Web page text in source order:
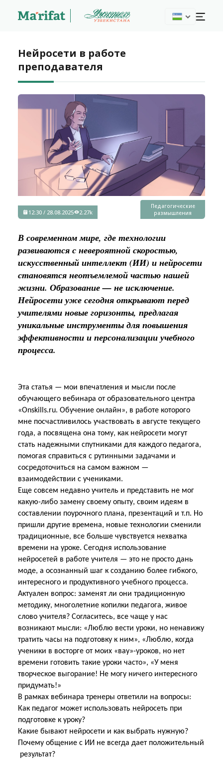
Нейросети в работе
преподавателя
Педагогические
размышления
12:30 / 28.08.2025 2.27k
В современном мире, где технологии
развиваются с невероятной скоростью,
искусственный интеллект (ИИ) и нейросети
становятся неотъемлемой частью нашей
жизни. Образование — не исключение.
Нейросети уже сегодня открывают перед
учителями новые горизонты, предлагая
уникальные инструменты для повышения
эффективности и персонализации учебного
процесса.
Эта статья — мои впечатления и мысли после
обучающего вебинара от образовательного центра
«Onskills.ru. Обучение онлайн», в работе которого
мне посчастливилось участвовать в августе текущего
года, а посвящена она тому, как нейросети могут
стать надежными спутниками для каждого педагога,
помогая справиться с рутинными задачами и
сосредоточиться на самом важном —
взаимодействии с учениками.
Еще совсем недавно учитель и представить не мог
какую-либо замену своему опыту, своим идеям в
составлении поурочного плана, презентаций и т.п. Но
пришли другие времена, новые технологии сменили
традиционные, все больше чувствуется нехватка
времени на уроке. Сегодня использование
нейросетей в работе учителя — это не просто дань
моде, а осознанный шаг к созданию более гибкого,
интересного и продуктивного учебного процесса.
Актуален вопрос: заменят ли они традиционную
методику, многолетние копилки педагога, живое
слово учителя? Согласитесь, все чаще у нас
возникают мысли: «Люблю вести уроки, но ненавижу
тратить часы на подготовку к ним», «Люблю, когда
ученики в восторге от моих «вау»-уроков, но нет
времени готовить такие уроки часто», «У меня
творческое выгорание! Не могу ничего интересного
придумать!»
В рамках вебинара тренеры ответили на вопросы:
Как педагог может использовать нейросеть при
подготовке к уроку?
Какие бывают нейросети и как выбрать нужную?
Почему общение с ИИ не всегда дает положительный
результат?